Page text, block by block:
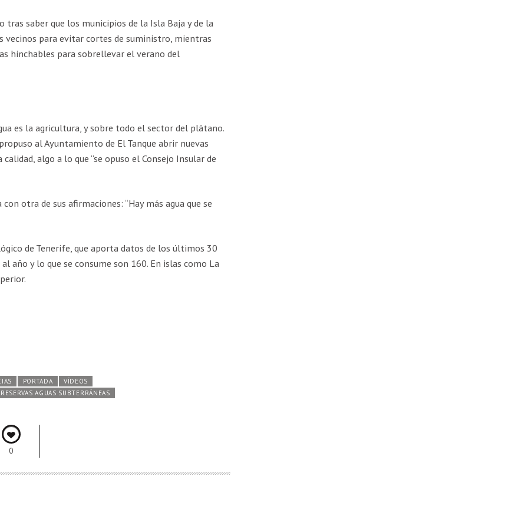
saber que los municipios de la Isla Baja y de la
vecinos para evitar cortes de suministro, mientras
hinchables para sobrellevar el verano del
es la agricultura, y sobre todo el sector del plátano.
al Ayuntamiento de El Tanque abrir nuevas
algo a lo que “se opuso el Consejo Insular de
otra de sus afirmaciones: “Hay más agua que se
de Tenerife, que aporta datos de los últimos 30
año y lo que se consume son 160. En islas como La
PORTADA
VÍDEOS
RESERVAS AGUAS SUBTERRÁNEAS
0